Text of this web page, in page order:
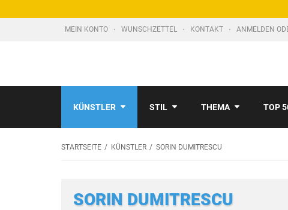
MEIN KONTO WUNSCHZETTEL KONTAKT ANMELDEN
KÜNSTLER STIL THEMA TOP
STARTSEITE KÜNSTLER SORIN DUMITRESCU
SORIN DUMITRESCU